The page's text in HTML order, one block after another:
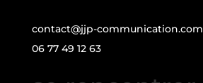
contact@jjp-communication.com
06 77 49 12 63